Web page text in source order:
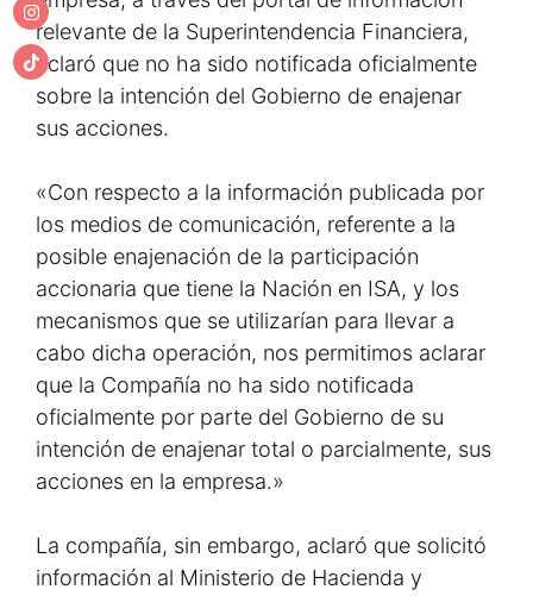
relevante de la Superintendencia Financiera,
aclaró que no ha sido notificada oficialmente
sobre la intención del Gobierno de enajenar
sus acciones.
«Con respecto a la información publicada por
los medios de comunicación, referente a la
posible enajenación de la participación
accionaria que tiene la Nación en ISA, y los
mecanismos que se utilizarían para llevar a
cabo dicha operación, nos permitimos aclarar
que la Compañía no ha sido notificada
oficialmente por parte del Gobierno de su
intención de enajenar total o parcialmente, sus
acciones en la empresa.»
La compañía, sin embargo, aclaró que solicitó
información al Ministerio de Hacienda y